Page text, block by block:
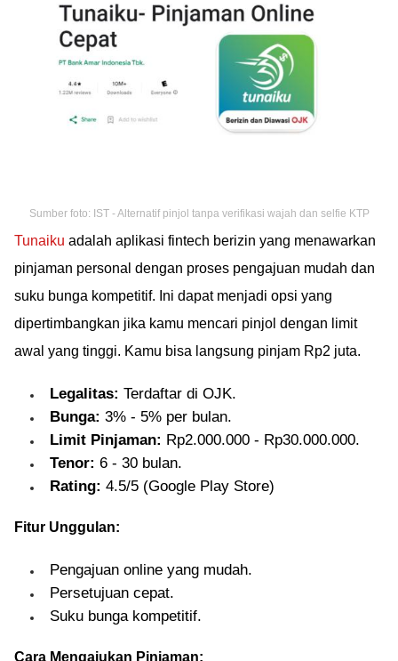
Sumber foto: IST - Alternatif pinjol tanpa verifikasi wajah dan selfie KTP
Tunaiku adalah aplikasi fintech berizin yang menawarkan
pinjaman personal dengan proses pengajuan mudah dan
suku bunga kompetitif. Ini dapat menjadi opsi yang
dipertimbangkan jika kamu mencari pinjol dengan limit
awal yang tinggi. Kamu bisa langsung pinjam Rp2 juta.
Legalitas: Terdaftar di OJK.
Bunga: 3% - 5% per bulan.
Limit Pinjaman: Rp2.000.000 - Rp30.000.000.
Tenor: 6 - 30 bulan.
Rating: 4.5/5 (Google Play Store)
Fitur Unggulan:
Pengajuan online yang mudah.
Persetujuan cepat.
Suku bunga kompetitif.
Cara Mengajukan Pinjaman: